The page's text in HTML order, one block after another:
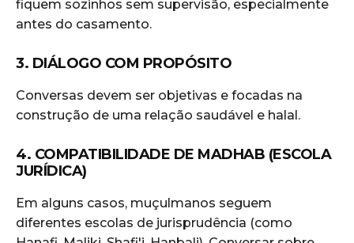
fiquem sozinhos sem supervisão, especialmente
antes do casamento.
3. DIÁLOGO COM PROPÓSITO
Conversas devem ser objetivas e focadas na
construção de uma relação saudável e halal.
4. COMPATIBILIDADE DE MADHAB (ESCOLA
JURÍDICA)
Em alguns casos, muçulmanos seguem
diferentes escolas de jurisprudência (como